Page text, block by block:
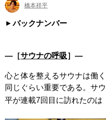
橋本祥平
バックナンバー
―［サウナの呼吸］―
心と体を整えるサウナは働
同じぐらい重要である。サ
平が連載7回目に訪れたのは